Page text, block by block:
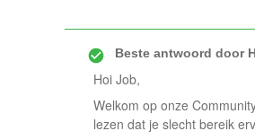
Beste antwoord door
Hoi Job,
Welkom op onze
lezen dat je slecht bereik